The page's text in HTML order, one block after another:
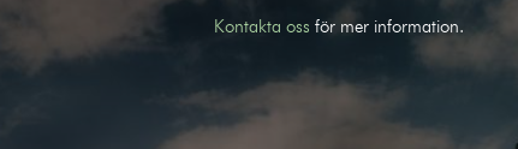
Kontakta oss för mer information.